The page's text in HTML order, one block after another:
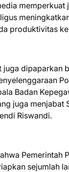
memperkuat
produktivitas
juga dipaparkan
Badan
juga menjabat
Riswandi.
Pemerintah
sejumlah